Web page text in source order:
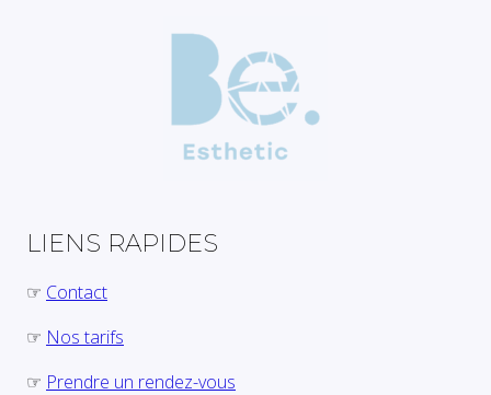
LIENS RAPIDES
☞ Contact
☞ Nos tarifs
☞ Prendre un rendez-vous